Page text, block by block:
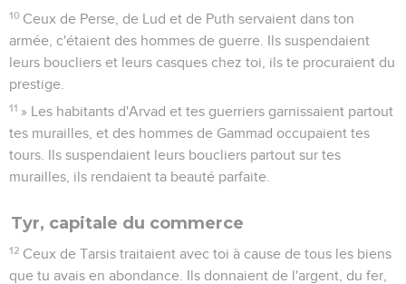
10 Ceux de Perse, de Lud et de Puth servaient dans ton
armée, c'étaient des hommes de guerre. Ils suspendaient
leurs boucliers et leurs casques chez toi, ils te procuraient du
prestige.
11 » Les habitants d'Arvad et tes guerriers garnissaient partout
tes murailles, et des hommes de Gammad occupaient tes
tours. Ils suspendaient leurs boucliers partout sur tes
murailles, ils rendaient ta beauté parfaite.
Tyr, capitale du commerce
12 Ceux de Tarsis traitaient avec toi à cause de tous les biens
que tu avais en abondance. Ils donnaient de l'argent, du fer,